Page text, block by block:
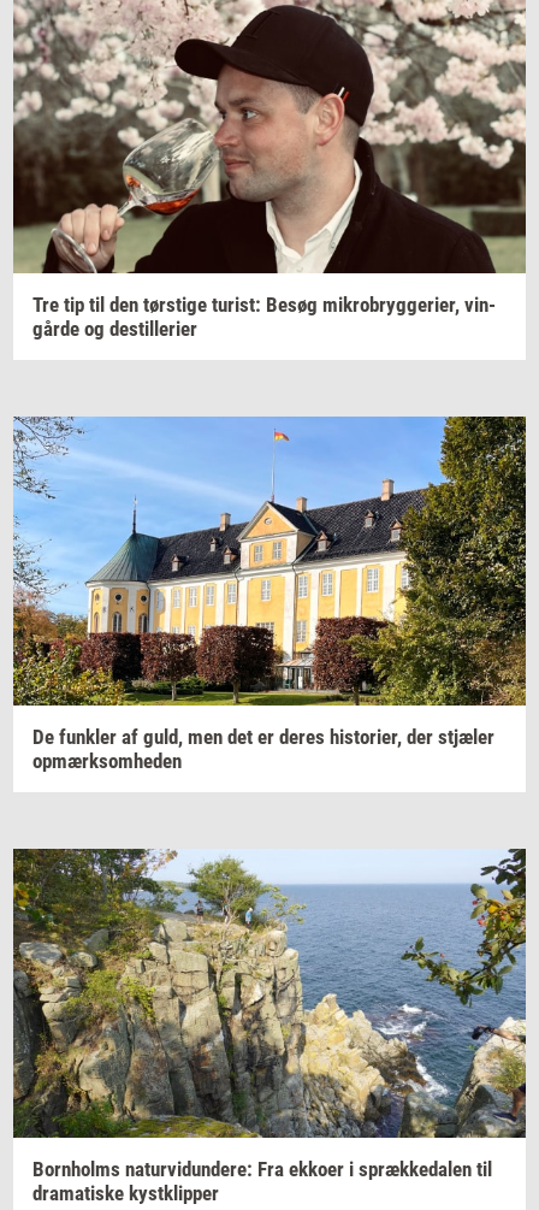
Tre tip til den tørsti­ge turist: Besøg mi­kro­bryg­ge­ri­er, vin­
går­de og destil­le­ri­er
De funk­ler af guld, men det er deres hi­sto­ri­er, der stjæ­ler
op­mærk­som­he­den
Born­holms na­tur­vi­dun­de­re: Fra ek­ko­er i spræk­ke­da­len til
dra­ma­ti­ske kyst­klip­per